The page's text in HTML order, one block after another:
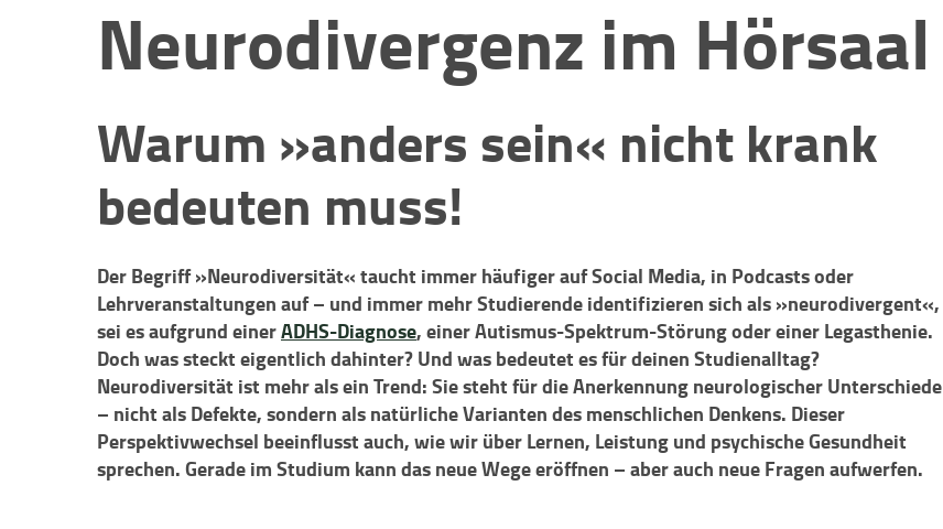
Neurodivergenz im Hörsaal
Warum »anders sein« nicht krank
bedeuten muss!
Der Begriff »Neurodiversität« taucht immer häufiger auf Social Media, in Podcasts oder
Lehrveranstaltungen auf – und immer mehr Studierende identifizieren sich als »neurodivergent«,
sei es aufgrund einerADHS-Diagnose, einer Autismus-Spektrum-Störung oder einer Legasthenie.
Doch was steckt eigentlich dahinter? Und was bedeutet es für deinen Studienalltag?
Neurodiversität ist mehr als ein Trend: Sie steht für die Anerkennung neurologischer Unterschiede
– nicht als Defekte, sondern als natürliche Varianten des menschlichen Denkens. Dieser
Perspektivwechsel beeinflusst auch, wie wir über Lernen, Leistung und psychische Gesundheit
sprechen. Gerade im Studium kann das neue Wege eröffnen – aber auch neue Fragen aufwerfen.